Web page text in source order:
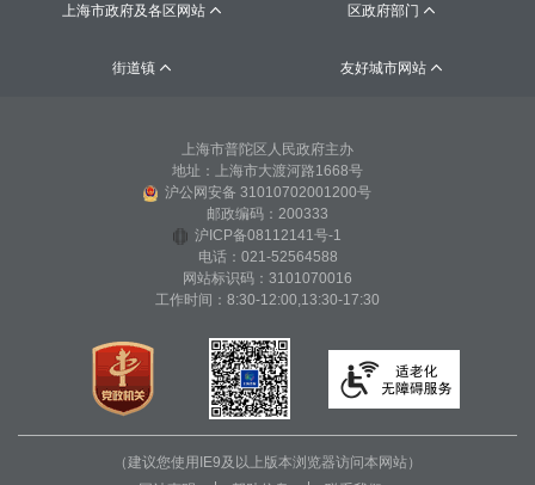
上海市政府及各区网站  区政府部门 
街道镇  友好城市网站 
上海市普陀区人民政府主办
地址：上海市大渡河路1668号
沪公网安备 31010702001200号
邮政编码：200333
沪ICP备08112141号-1
电话：021-52564588
网站标识码：3101070016
工作时间：8:30-12:00,13:30-17:30
（建议您使用IE9及以上版本浏览器访问本网站）